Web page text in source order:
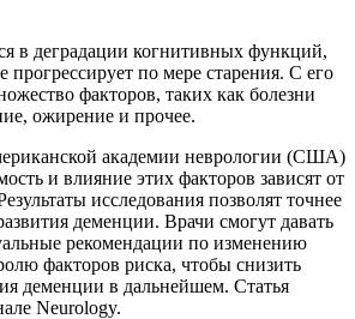
в деградации когнитивных функций,
прогрессирует по мере старения. С его
факторов, таких как болезни
ожирение и прочее.
академии неврологии (США)
и влияние этих факторов зависят от
исследования позволят точнее
деменции. Врачи смогут давать
рекомендации по изменению
факторов риска, чтобы снизить
деменции в дальнейшем. Статья
Neurology.